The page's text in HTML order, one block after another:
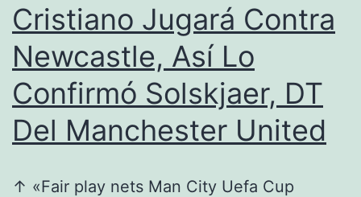
Cristiano Jugará Contra
Newcastle, Así Lo
Confirmó Solskjaer, DT
Del Manchester United
↑ «Fair play nets Man City Uefa Cup